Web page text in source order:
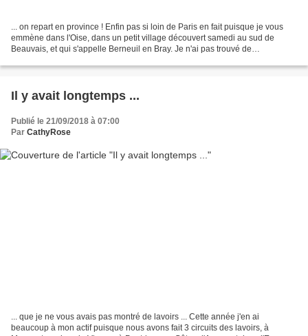
... on repart en province ! Enfin pas si loin de Paris en fait puisque je vous
emmène dans l'Oise, dans un petit village découvert samedi au sud de
Beauvais, et qui s'appelle Berneuil en Bray. Je n'ai pas trouvé de
Il y avait longtemps ...
Publié le 21/09/2018 à 07:00
Par CathyRose
... que je ne vous avais pas montré de lavoirs ... Cette année j'en ai
beaucoup à mon actif puisque nous avons fait 3 circuits des lavoirs, à